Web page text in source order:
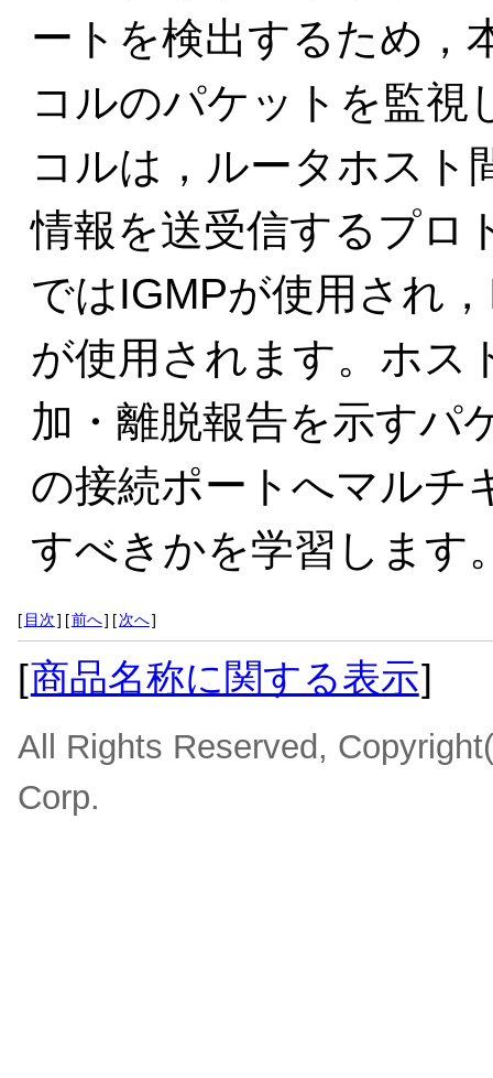
ートを検出するため，
コルのパケットを監視
コルは，ルータホスト
情報を送受信するプロ
ではIGMPが使用され
が使用されます。ホス
加・離脱報告を示すパ
の接続ポートへマルチ
すべきかを学習します
[ 目次] [前へ] [次へ]
[商品名称に関する表示]
All Rights Reserved,
Corp.